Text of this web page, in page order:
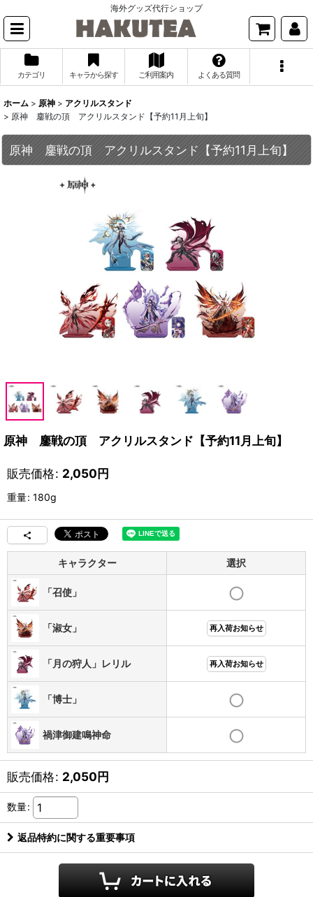
海外グッズ代行ショップ
カテゴリ キャラから探す ご利用案内 よくある質問
ホーム > 原神 > アクリルスタンド
> 原神 鏖戦の頂 アクリルスタンド【予約11月上旬】
原神 鏖戦の頂 アクリルスタンド【予約11月上旬】
原神 鏖戦の頂 アクリルスタンド【予約11月上旬】
販売価格: 2,050円
重量: 180g
キャラクター 選択
「召使」
「淑女」 再入荷お知らせ
「月の狩人」レリル 再入荷お知らせ
「博士」
禍津御建鳴神命
販売価格: 2,050円
数量:
返品特約に関する重要事項